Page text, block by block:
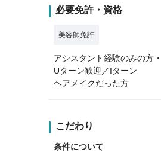
必要免許・資格
美容師免許
アシスタント経験のみの方
Uターン歓迎／Iターン
ヘアメイクだった方
こだわり
条件について